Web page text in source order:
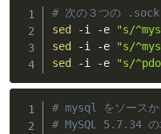
# 次の３つの .sock
sed
-i -e
"s/
sed
-i -e
"s/
sed
-i -e "s/
# mysql をソースか
# MySQL 5.7.34 の